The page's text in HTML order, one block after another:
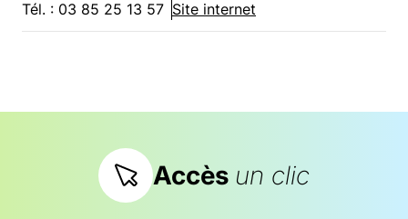
Tél. : 03 85 25 13 57 Site internet
Accès un clic